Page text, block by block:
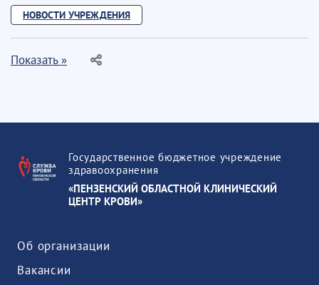
НОВОСТИ УЧРЕЖДЕНИЯ
Показать »
Государственное бюджетное учреждение
здравоохранения
«ПЕНЗЕНСКИЙ ОБЛАСТНОЙ КЛИНИЧЕСКИЙ
ЦЕНТР КРОВИ»
Об организации
Вакансии